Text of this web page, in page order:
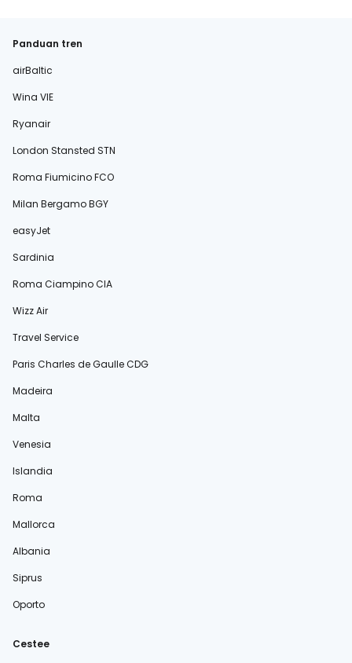
Panduan tren
airBaltic
Wina VIE
Ryanair
London Stansted STN
Roma Fiumicino FCO
Milan Bergamo BGY
easyJet
Sardinia
Roma Ciampino CIA
Wizz Air
Travel Service
Paris Charles de Gaulle CDG
Madeira
Malta
Venesia
Islandia
Roma
Mallorca
Albania
Siprus
Oporto
Cestee